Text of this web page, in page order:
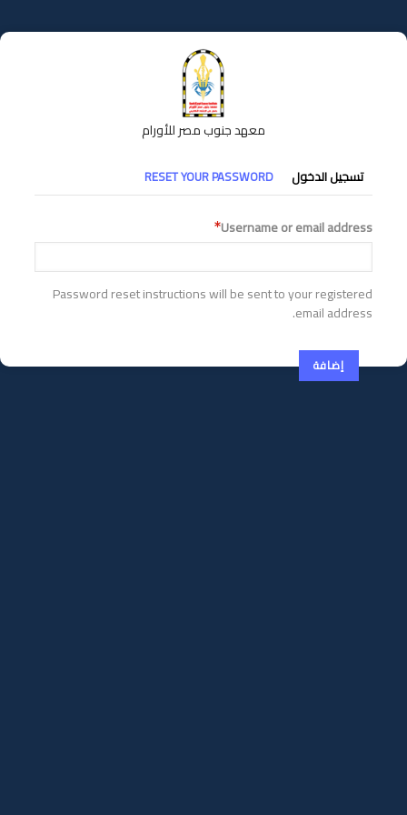
إلى
المحتوى
معهد جنوب مصر للأورام
التبويبات
الأساسية
تسجيل الدخول RESET YOUR PASSWORD
Username or email address
Password reset instructions will be sent to your registered
email address.